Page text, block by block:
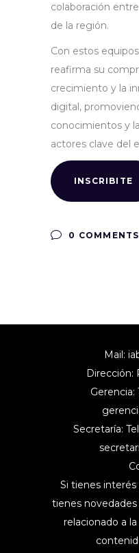
colaboración
de la región.
Con estos
reafirma su
crecimiento y la
digital,
conocimientos y
actores clave del
INSCRIBITE
0 COMMENTS
Mail:
Dirección:
Gerencia:
Secretaría:
Si tienes
tienes
relacionado a